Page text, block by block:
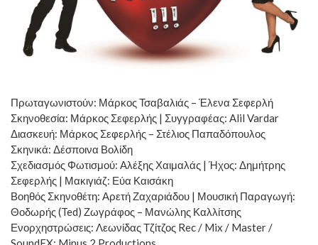
Πρωταγωνιστούν: Μάρκος Τσαβαλιάς – Έλενα Σεφερλή
Σκηνοθεσία: Μάρκος Σεφερλής | Συγγραφέας: Alil Vardar
Διασκευή: Μάρκος Σεφερλής – Στέλιος Παπαδόπουλος
Σκηνικά: Δέσποινα Βολίδη
Σχεδιασμός Φωτισμού: Αλέξης Χαιμαλάς | Ήχος: Δημήτρης
Σεφερλής | Μακιγιάζ: Εύα Καισάκη
Βοηθός Σκηνοθέτη: Αρετή Ζαχαριάδου | Μουσική Παραγωγή:
Θοδωρής (Ted) Ζωγράφος – Μανώλης Καλλίτσης
Ενορχηστρώσεις: Λεωνίδας Τζίτζος Rec / Mix / Master /